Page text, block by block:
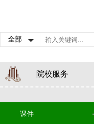
院校服务
课件